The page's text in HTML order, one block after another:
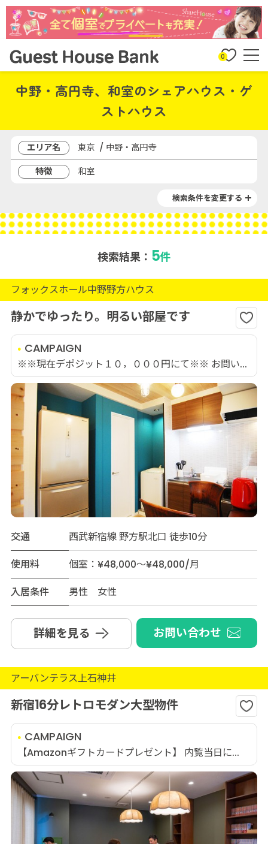
0
中野・高円寺、和室のシェアハウス・ゲ
ストハウス
エリア名
東京 / 中野・高円寺
特徴
和室
検索条件を変更する
検索結果： 5件
フォックスホール中野野方ハウス
静かでゆったり。明るい部屋です
CAMPAIGN
※※現在デポジット１０，０００円にて※※ お問い...
交通
西武新宿線 野方駅北口 徒歩10分
使用料
個室：¥48,000～¥48,000/月
入居条件
男性 女性
詳細を見る お問い合わせ
アーバンテラス上石神井
新宿16分レトロモダン大型物件
CAMPAIGN
【Amazonギフトカードプレゼント】 内覧当日に...